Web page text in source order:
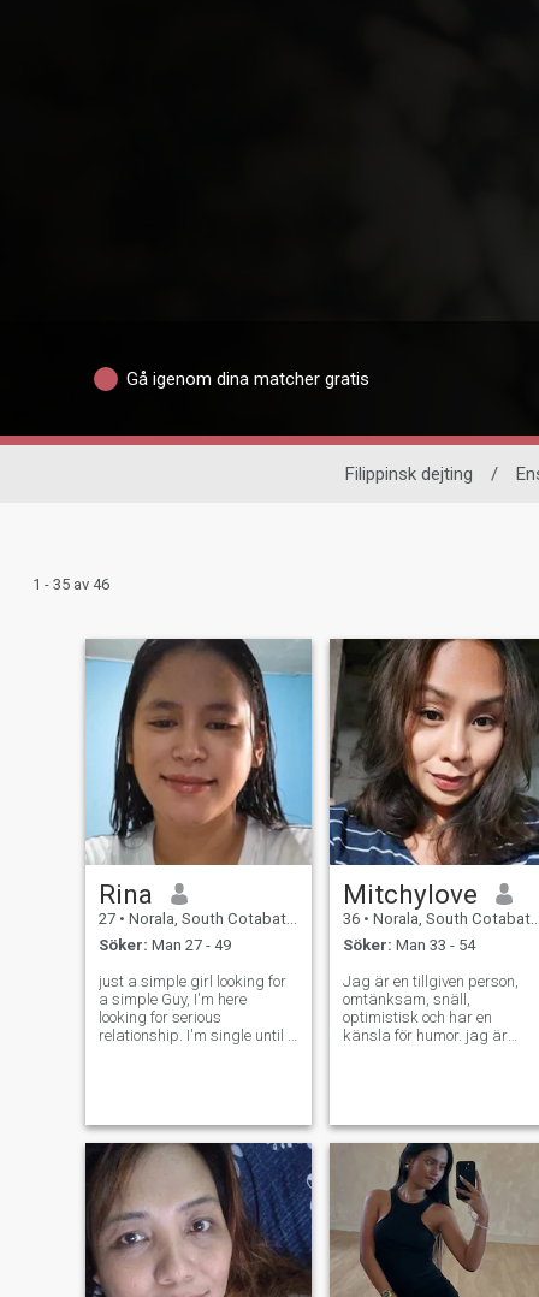
Gå igenom dina matcher gratis
Filippinsk dejting /
1 - 35 av 46
Rina
27 • Norala, South Cotabato, Filippinerna
Söker: Man 27 - 49
just a simple girl looking for
a simple Guy, I'm here
looking for serious
relationship. I'm single until a
a long-term relationship
Mitchylove
36 • Norala, South Cotabato, Filippinerna
Söker: Man 33 - 54
Jag är en tillgiven person,
omtänksam, snäll,
optimistisk och har en
känsla för humor. jag är
typ person som jag
uppskattar mest om min
partner är villig att spendera
tid med mig. Jag kommer
alltid att uppskatta all den
tid vi spenderar
tillsammans, för för mig är
ett mycket speciellt ögonblick
som de använde
tillsammans ”ovärderligt”.